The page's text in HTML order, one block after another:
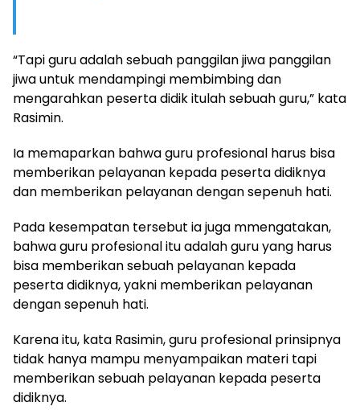
“Tapi guru adalah sebuah panggilan jiwa panggilan
jiwa untuk mendampingi membimbing dan
mengarahkan peserta didik itulah sebuah guru,” kata
Rasimin.
Ia memaparkan bahwa guru profesional harus bisa
memberikan pelayanan kepada peserta didiknya
dan memberikan pelayanan dengan sepenuh hati.
Pada kesempatan tersebut ia juga mmengatakan,
bahwa guru profesional itu adalah guru yang harus
bisa memberikan sebuah pelayanan kepada
peserta didiknya, yakni memberikan pelayanan
dengan sepenuh hati.
Karena itu, kata Rasimin, guru profesional prinsipnya
tidak hanya mampu menyampaikan materi tapi
memberikan sebuah pelayanan kepada peserta
didiknya.